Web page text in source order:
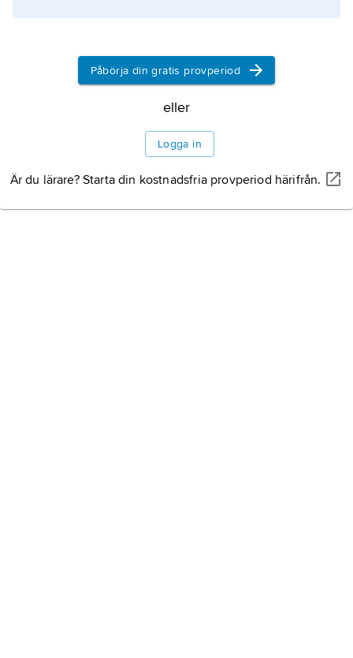
Påbörja din gratis provperiod
eller
Logga in
Är du lärare? Starta din kostnadsfria provperiod härifrån.